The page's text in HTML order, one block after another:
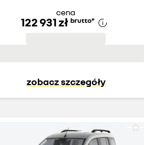
cena
122 931 zł brutto*
zobacz szczegóły